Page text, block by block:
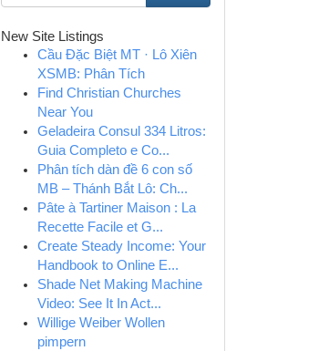
New Site Listings
Cầu Đặc Biệt MT · Lô Xiên
XSMB: Phân Tích
Find Christian Churches
Near You
Geladeira Consul 334 Litros:
Guia Completo e Co...
Phân tích dàn đề 6 con số
MB – Thánh Bắt Lô: Ch...
Pâte à Tartiner Maison : La
Recette Facile et G...
Create Steady Income: Your
Handbook to Online E...
Shade Net Making Machine
Video: See It In Act...
Willige Weiber Wollen
pimpern